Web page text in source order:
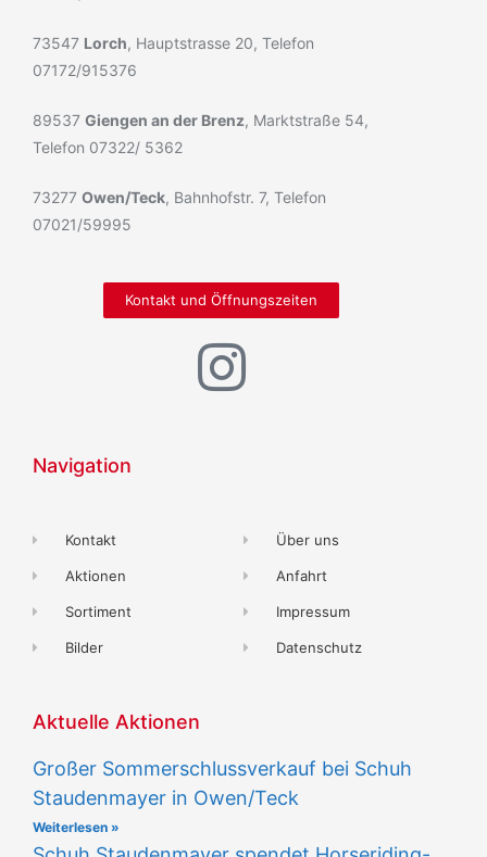
73547 Lorch, Hauptstrasse 20, Telefon
07172/915376
89537 Giengen an der Brenz, Marktstraße 54,
Telefon 07322/ 5362
73277 Owen/Teck, Bahnhofstr. 7, Telefon
07021/59995
Kontakt und Öffnungszeiten
Navigation
Kontakt
Aktionen
Sortiment
Bilder
Über uns
Anfahrt
Impressum
Datenschutz
Aktuelle Aktionen
Großer Sommerschlussverkauf bei Schuh
Staudenmayer in Owen/Teck
Weiterlesen »